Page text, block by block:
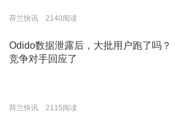
荷兰快讯 2140阅读
Odido数据泄露后，大批用户跑了吗？
竞争对手回应了
荷兰快讯 2115阅读